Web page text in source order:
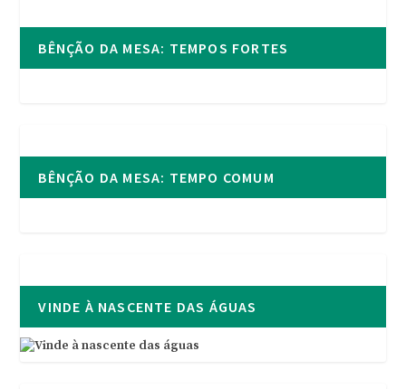
BÊNÇÃO DA MESA: TEMPOS FORTES
BÊNÇÃO DA MESA: TEMPO COMUM
VINDE À NASCENTE DAS ÁGUAS